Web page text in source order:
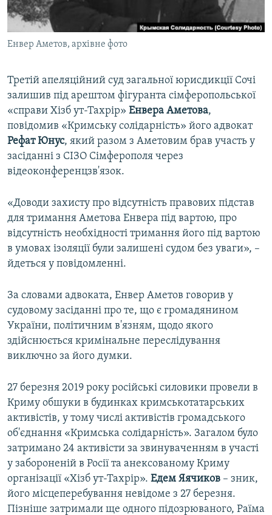
СВІДЧЕННЯ ОКУПАЦІЇ
УКРАЇНСЬКА ПРОБЛЕМА КРИМУ
ІНФОГРАФІКА
Qırımtatar
ДОЛУЧАЙСЯ!
Усі сайти RFE/RL
Енвер Аметов, архівне фото
Третій апеляційний суд загальної юрисдикції Сочі
залишив під арештом фігуранта сімферопольської
«справи Хізб ут-Тахрір» Енвера Аметова,
повідомив «Кримську солідарність» його адвокат
Рефат Юнус, який разом з Аметовим брав участь у
засіданні з СІЗО Сімферополя через
відеоконференцзв'язок.
«Доводи захисту про відсутність правових підстав
для тримання Аметова Енвера під вартою, про
відсутність необхідності тримання його під вартою
в умовах ізоляції були залишені судом без уваги», –
йдеться у повідомленні.
За словами адвоката, Енвер Аметов говорив у
судовому засіданні про те, що є громадянином
України, політичним в'язням, щодо якого
здійснюється кримінальне переслідування
виключно за його думки.
27 березня 2019 року російські силовики провели в
Криму обшуки в будинках кримськотатарських
активістів, у тому числі активістів громадського
об'єднання «Кримська солідарність». Загалом було
затримано 24 активісти за звинуваченням в участі
у забороненій в Росії та анексованому Криму
організації «Хізб ут-Тахрір». Едем Яячиков – зник,
його місцеперебування невідоме з 27 березня.
Пізніше затримали ще одного підозрюваного, Раїма